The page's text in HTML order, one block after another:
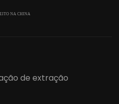
NA CHINA
de extração